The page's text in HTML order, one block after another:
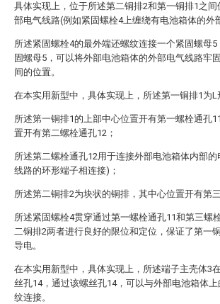
具体实现上，位于所述第二铜排2和第一铜排1之
部电气线路(例如紧固螺栓4上缠绕有电池箱体的外
所述紧固螺栓4的最外端还螺纹连接一个紧固螺母
固螺母5，可以将外部电池箱体的外部电气线路牢
间的位置。
在本实用新型中，具体实现上，所述第一铜排1为L
所述第一铜排1的上部中心位置开有第一螺栓通孔
置开有第二螺栓通孔12；
所述第二螺栓通孔12用于连接外部电池箱体内部
线路的环形端子相连接)；
所述第二铜排2为块状的铜排，其中心位置开有第
所述紧固螺栓4贯穿通过第一螺栓通孔11和第三螺
二铜排2两者进行良好的限位和定位，保证了第一
导电。
在本实用新型中，具体实现上，所述端子主壳体3
丝孔14，通过该螺丝孔14，可以与外部电池箱体
纹连接。